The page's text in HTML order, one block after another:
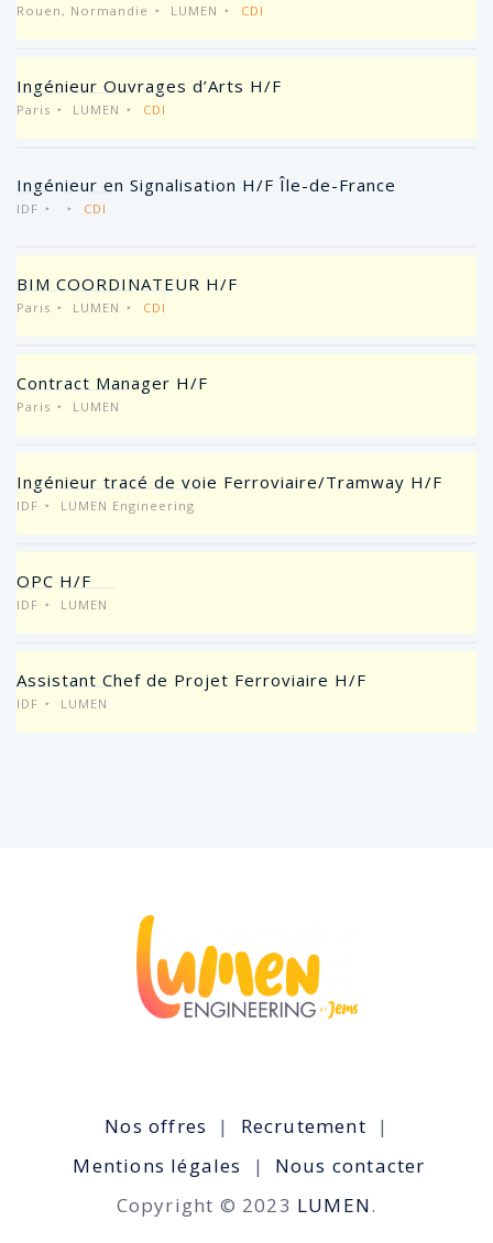
Rouen, Normandie LUMEN CDI
Ingénieur Ouvrages d’Arts H/F
Paris LUMEN CDI
Ingénieur en Signalisation H/F Île-de-France
IDF CDI
BIM COORDINATEUR H/F
Paris LUMEN CDI
Contract Manager H/F
Paris LUMEN
Ingénieur tracé de voie Ferroviaire/Tramway H/F
IDF LUMEN Engineering
OPC H/F
IDF LUMEN
Assistant Chef de Projet Ferroviaire H/F
IDF LUMEN
Nos offres
Recrutement
Mentions légales
Nous contacter
Copyright © 2023 LUMEN.